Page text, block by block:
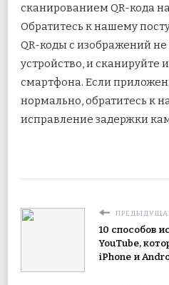
сканированием QR-кода
Обратитесь к нашему
QR-коды с изображений не
устройство, и сканируйте
смартфона. Если
нормально, обратитесь к
исправление задержки
10 способов
YouTube,
iPhone и